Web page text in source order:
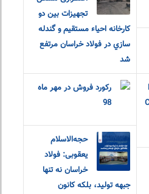
تجهيزات بين دو
كارخانه احياء مستقيم و گندله
سازي در فولاد خراسان مرتفع
شد
رکورد فروش در مهر ماه
98
حجه‌الاسلام
یعقوبی: فولاد
خراسان نه تنها
جبهه تولید، بلکه کانون